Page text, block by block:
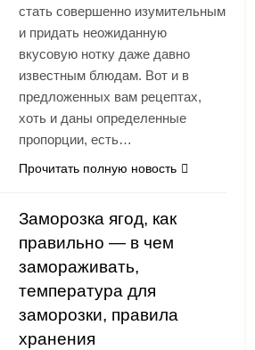
стать совершенно изумительным
и придать неожиданную
вкусовую нотку даже давно
известным блюдам. Вот и в
предложенных вам рецептах,
хоть и даны определенные
пропорции, есть…
Прочитать полную новость
Заморозка ягод, как
правильно — в чем
замораживать,
температура для
заморозки, правила
хранения